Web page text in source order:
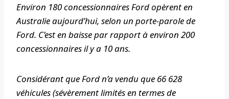
Environ 180 concessionnaires Ford opèrent en
Australie aujourd’hui, selon un porte-parole de
Ford. C’est en baisse par rapport à environ 200
concessionnaires il y a 10 ans.
Considérant que Ford n’a vendu que 66 628
véhicules (sévèrement limités en termes de